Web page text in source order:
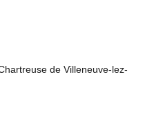
de Villeneuve-lez-